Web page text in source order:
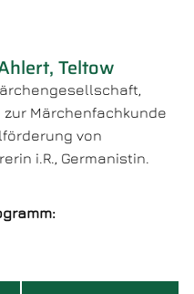
Teltow
Märchenfachkunde
von
i.R., Germanistin.